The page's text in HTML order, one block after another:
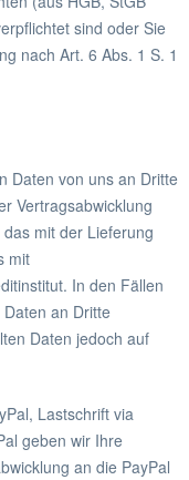
sind oder Sie
nach Art. 6 Abs. 1 S. 1
Daten von uns an Dritte
Vertragsabwicklung
mit der Lieferung
mit
In den Fällen
an Dritte
Daten jedoch auf
Lastschrift via
geben wir Ihre
an die PayPal